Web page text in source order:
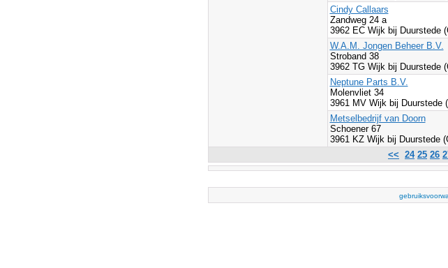
Cindy Callaars
Zandweg 24 a
3962 EC Wijk bij Duurstede
W.A.M. Jongen Beheer B.V.
Stroband 38
3962 TG Wijk bij Duurstede
Neptune Parts B.V.
Molenvliet 34
3961 MV Wijk bij Duurstede
Metselbedrijf van Doorn
Schoener 67
3961 KZ Wijk bij Duurstede
<< 24 25 26